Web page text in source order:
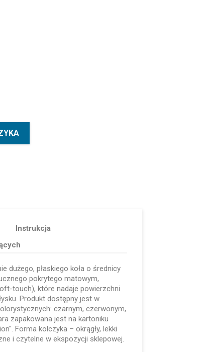
Instrukcja
dużego, płaskiego koła o średnicy
pokrytego matowym,
touch), które nadaje powierzchni
Produkt dostępny jest w
czarnym, czerwonym,
zapakowana jest na kartoniku
Forma kolczyka – okrągły, lekki
i czytelne w ekspozycji sklepowej.